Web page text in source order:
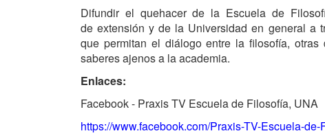
Difundir el quehacer de la Escuela de
de extensión y de la Universidad en general a
que permitan el diálogo entre la filosofía,
saberes ajenos a la academia.
Enlaces:
Facebook - Praxis TV Escuela de Filosofía, UNA
https://www.facebook.com/Praxis-TV-Escuela-